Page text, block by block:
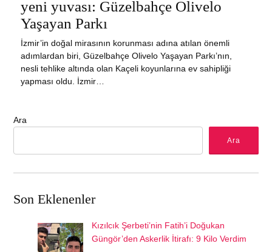
yeni yuvası: Güzelbahçe Olivelo
Yaşayan Parkı
İzmir’in doğal mirasının korunması adına atılan önemli
adımlardan biri, Güzelbahçe Olivelo Yaşayan Parkı’nın,
nesli tehlike altında olan Kaçeli koyunlarına ev sahipliği
yapması oldu. İzmir…
Ara
Ara
Son Eklenenler
Kızılcık Şerbeti’nin Fatih’i Doğukan
Güngör’den Askerlik İtirafı: 9 Kilo Verdim